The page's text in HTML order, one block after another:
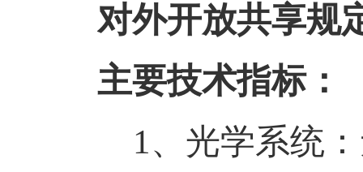
对外开放共享规
主要技术指标：
1、光学系统